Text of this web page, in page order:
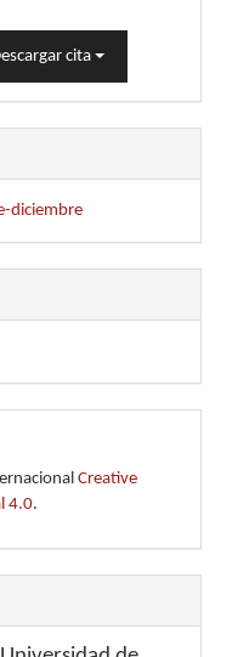
cita
diciembre
Creative
4.0.